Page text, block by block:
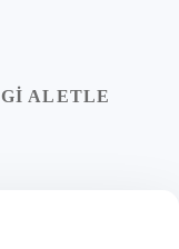
ALETLE